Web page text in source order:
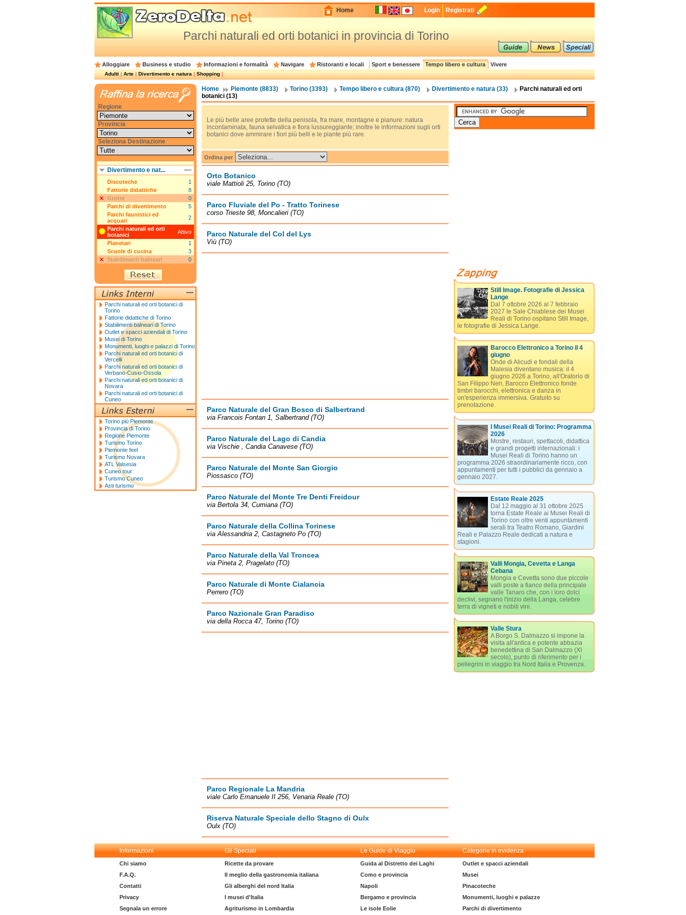
Home Login Registrati
Parchi naturali ed orti botanici in provincia di Torino
Alloggiare Business e studio Informazioni e formalità Navigare Ristoranti e locali Sport e benessere Tempo libero e cultura Vivere
Adulti|Arte|Divertimento e natura|Shopping|
Home Piemonte (8833) Torino (3393) Tempo libero e cultura (870) Divertimento e natura (33)
Parchi naturali ed orti
botanici (13)
Le più belle aree protette della penisola, fra mare, montagne e pianure: natura
incontaminata, fauna selvatica e flora lussureggiante; inoltre le informazioni sugli orti
botanici dove ammirare i fiori più belli e le piante più rare.
Ordina per
Orto Botanico
viale Mattioli 25, Torino (TO)
Parco Fluviale del Po - Tratto Torinese
corso Trieste 98, Moncalieri (TO)
Parco Naturale del Col del Lys
Viù (TO)
Parco Naturale del Gran Bosco di Salbertrand
via Francois Fontan 1, Salbertrand (TO)
Parco Naturale del Lago di Candia
via Vischie , Candia Canavese (TO)
Parco Naturale del Monte San Giorgio
Piossasco (TO)
Parco Naturale del Monte Tre Denti Freidour
via Bertola 34, Cumiana (TO)
Parco Naturale della Collina Torinese
via Alessandria 2, Castagneto Po (TO)
Parco Naturale della Val Troncea
via Pineta 2, Pragelato (TO)
Parco Naturale di Monte Cialancia
Perrero (TO)
Parco Nazionale Gran Paradiso
via della Rocca 47, Torino (TO)
Parco Regionale La Mandria
viale Carlo Emanuele II 256, Venaria Reale (TO)
Riserva Naturale Speciale dello Stagno di Oulx
Oulx (TO)
Still Image. Fotografie di Jessica
Lange
Dal 7 ottobre 2026 al 7 febbraio
2027 le Sale Chiablese dei Musei
Reali di Torino ospitano Still Image,
le fotografie di Jessica Lange.
Barocco Elettronico a Torino il 4
giugno
Onde di Alicudi e fondali della
Malesia diventano musica: il 4
giugno 2026 a Torino, all'Oratorio di
San Filippo Neri, Barocco Elettronico fonde
timbri barocchi, elettronica e danza in
un'esperienza immersiva. Gratuito su
prenotazione.
I Musei Reali di Torino: Programma
2026
Mostre, restauri, spettacoli, didattica
e grandi progetti internazionali: i
Musei Reali di Torino hanno un
programma 2026 straordinariamente ricco, con
appuntamenti per tutti i pubblici da gennaio a
gennaio 2027.
Estate Reale 2025
Dal 12 maggio al 31 ottobre 2025
torna Estate Reale ai Musei Reali di
Torino con oltre venti appuntamenti
serali tra Teatro Romano, Giardini
Reali e Palazzo Reale dedicati a natura e
stagioni.
Valli Mongia, Cevetta e Langa
Cebana
Mongia e Cevetta sono due piccole
valli poste a fianco della principale
valle Tanaro che, con i loro dolci
declivi, segnano l'inizio della Langa, celebre
terra di vigneti e nobili vini.
Valle Stura
A Borgo S. Dalmazzo si impone la
visita all'antica e potente abbazia
benedettina di San Dalmazzo (XI
secolo), punto di riferimento per i
pellegrini in viaggio tra Nord Italia e Provenza.
Regione
Provincia
Seleziona Destinazione
Divertimento e nat...
Discoteche
1
Fattorie didattiche
8
Grotte
0
Parchi di divertimento
5
Parchi faunistici ed
acquari
2
Parchi naturali ed orti
botanici
Attivo
Planetari
1
Scuole di cucina
3
Stabilimenti balneari
0
Parchi naturali ed orti botanici di
Torino
Fattorie didattiche di Torino
Stabilimenti balneari di Torino
Outlet e spacci aziendali di Torino
Musei di Torino
Monumenti, luoghi e palazzi di Torino
Parchi naturali ed orti botanici di
Vercelli
Parchi naturali ed orti botanici di
Verbano-Cusio-Ossola
Parchi naturali ed orti botanici di
Novara
Parchi naturali ed orti botanici di
Cuneo
Torino più Piemonte
Provincia di Torino
Regione Piemonte
Turismo Torino
Piemonte feel
Turismo Novara
ATL Valsesia
Cuneo tour
Turismo Cuneo
Asti turismo
Informazioni Gli Speciali Le Guide di Viaggio Categorie in evidenza
Chi siamo
F.A.Q.
Contatti
Privacy
Segnala un errore
Ricette da provare
Il meglio della gastronomia italiana
Gli alberghi del nord Italia
I musei d'Italia
Agriturismo in Lombardia
Guida al Distretto dei Laghi
Como e provincia
Napoli
Bergamo e provincia
Le isole Eolie
Outlet e spacci aziendali
Musei
Pinacoteche
Monumenti, luoghi e palazze
Parchi di divertimento